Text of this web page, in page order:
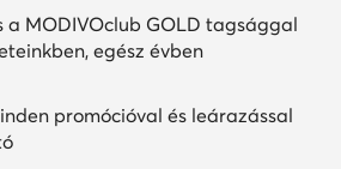
a MODIVOclub GOLD tagsággal
egész évben
promócióval és leárazással